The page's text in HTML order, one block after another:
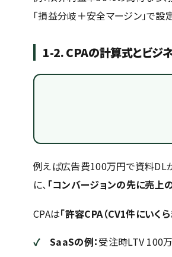
「損益分岐＋安全マージン」で設
1-2. CPAの計算式とビジ
例えば広告費100万円で資料DL
に、 「コンバージョンの先に売上
CPAは「許容CPA（CV1件にいくら
SaaSの例：受注時LTV 100